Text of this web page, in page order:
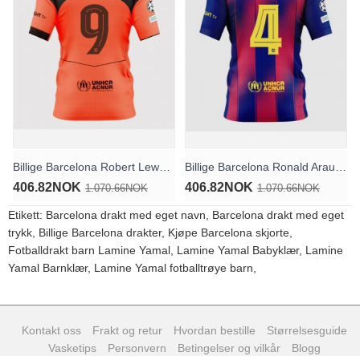
406.82NOK 1.070.66NOK 406.82NOK 1.070.66NOK
Etikett: Barcelona drakt med eget navn
Barcelona drakt med eget
trykk Billige Barcelona drakter, Kjøpe Barcelona skjorte
Fotballdrakt barn Lamine Yamal Lamine Yamal Babyklær, Lamine
Yamal Barnklær, Lamine Yamal fotballtrøye barn
Kontakt oss Frakt og retur Hvordan bestille
Størrelsesguide
Vasketips
Personvern Betingelser og vilkår Blogg